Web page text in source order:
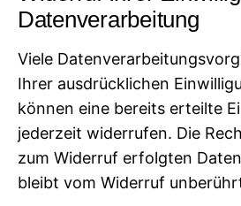
Datenverarbeitung
Viele
Ihrer ausdrücklichen
können eine bereits erteilte
jederzeit widerrufen. Die
zum Widerruf erfolgten
bleibt vom Widerruf